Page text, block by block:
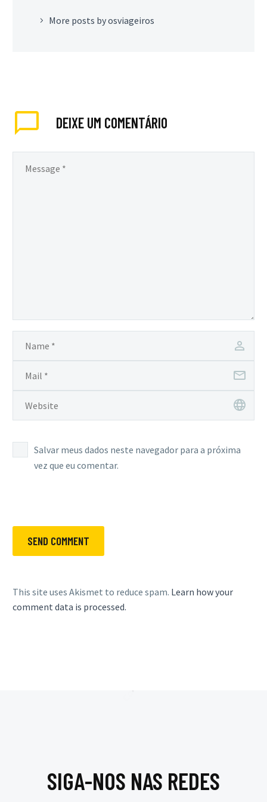
More posts by osviageiros
DEIXE UM COMENTÁRIO
Salvar meus dados neste navegador para a próxima
vez que eu comentar.
SEND COMMENT
This site uses Akismet to reduce spam. Learn how your
comment data is processed.
SIGA-NOS NAS REDES